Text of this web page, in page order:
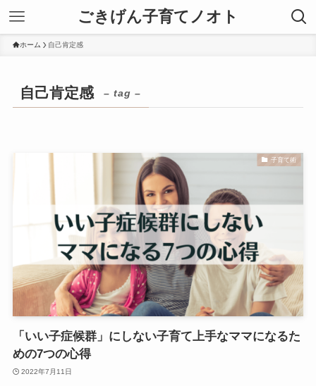
ごきげん子育てノオト
ホーム 自己肯定感
自己肯定感 – tag –
子育て術
「いい子症候群」にしない子育て上手なママになるた
めの7つの心得
2022年7月11日